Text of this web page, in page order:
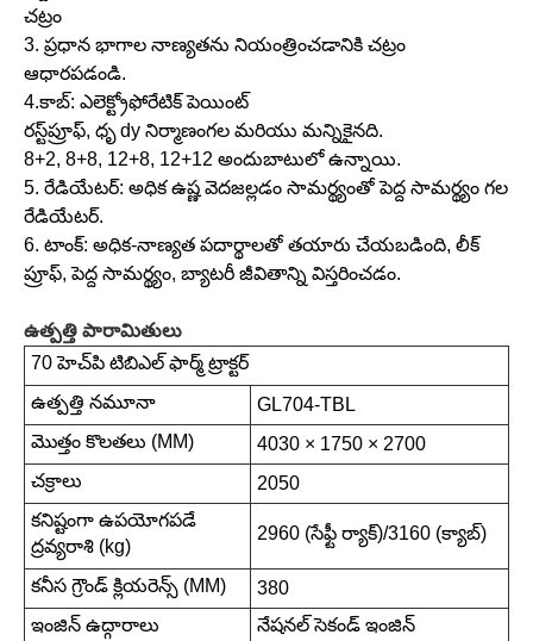
చట్రం
3. ప్రధాన భాగాల నాణ్యతను నియంత్రించడానికి చట్రం
ఆధారపడండి.
4.కాబ్: ఎలెక్ట్రోఫోరేటిక్ పెయింట్
రస్ట్‌ప్రూఫ్, ధృ dy నిర్మాణంగల మరియు మన్నికైనది.
8+2, 8+8, 12+8, 12+12 అందుబాటులో ఉన్నాయి.
5. రేడియేటర్: అధిక ఉష్ణ వెదజల్లడం సామర్థ్యంతో పెద్ద సామర్థ్యం గల
రేడియేటర్.
6. టాంక్: అధిక-నాణ్యత పదార్థాలతో తయారు చేయబడింది, లీక్
ప్రూఫ్, పెద్ద సామర్థ్యం, బ్యాటరీ జీవితాన్ని విస్తరించడం.
ఉత్పత్తి పారామితులు
70 హెచ్‌పి టిబిఎల్ ఫార్మ్ ట్రాక్టర్
ఉత్పత్తి నమూనా
GL704-TBL
మొత్తం కొలతలు (MM)
4030 × 1750 × 2700
చక్రాలు
2050
కనిష్టంగా ఉపయోగపడే
ద్రవ్యరాశి (kg)
2960 (సేఫ్టీ ర్యాక్)/3160 (క్యాబ్)
కనీస గ్రౌండ్ క్లియరెన్స్ (MM)
380
ఇంజిన్ ఉద్గారాలు
నేషనల్ సెకండ్ ఇంజిన్